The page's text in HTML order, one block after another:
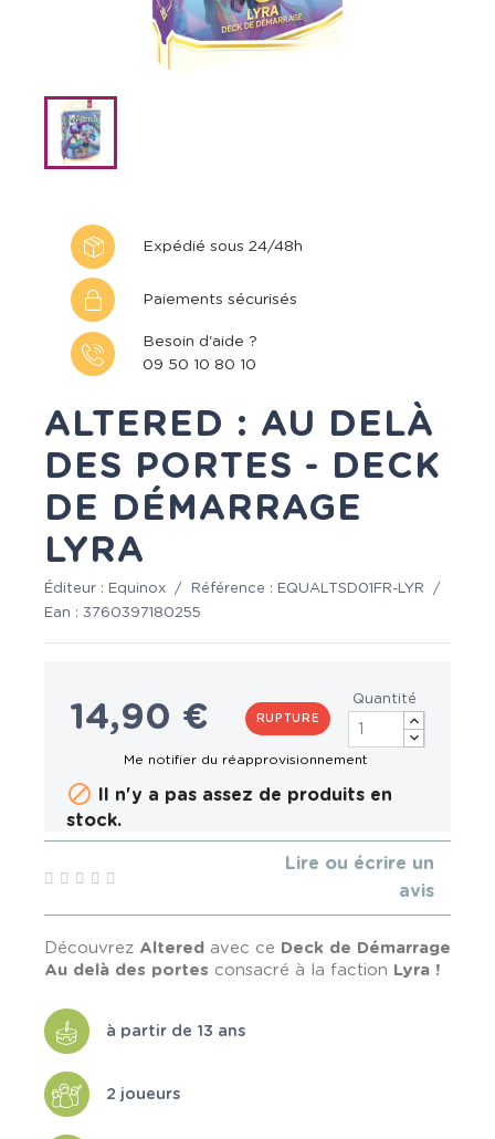
Expédié sous 24/48h
Paiements sécurisés
Besoin d'aide ?
09 50 10 80 10
ALTERED : AU DELÀ
DES PORTES - DECK
DE DÉMARRAGE
LYRA
Éditeur : Equinox / Référence : EQUALTSD01FR-LYR
/
Ean : 3760397180255
14,90 € RUPTURE
Quantité
 Il n'y a pas assez de produits en
stock.
Lire ou écrire un
avis
Découvrez Altered avec ce Deck de Démarrage
Au delà des portes consacré à la faction Lyra !
à partir de 13 ans
2 joueurs